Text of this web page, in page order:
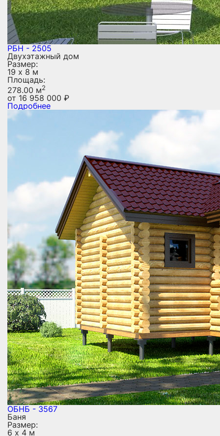
РБН - 2505
Двухэтажный дом
Размер:
19 х 8 м
Площадь:
278.00 м2
от 16 958 000 ₽
Подробнее
ОБНБ - 3567
Баня
Размер:
6 х 4 м